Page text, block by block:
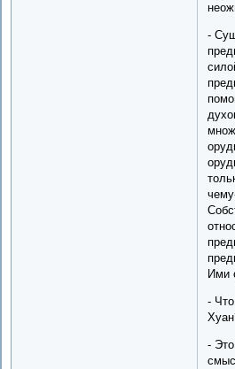
-
Ими
-
-